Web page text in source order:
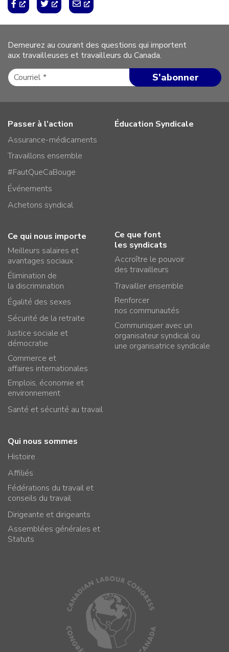
Demeurez au courant des questions qui importent
aux travailleuses et travailleurs du Canada.
Passer à l’action
Assurance-médicaments
Travaillons ensemble
#FautQueCaBouge
Événements
Achetons syndical
Éducation Syndicale
Ce qui nous importe
Meilleurs salaires et
avantages sociaux
Élimination de
la discrimination
Égalité des sexes
Sécurité de la retraite
Justice sociale et
démocratie
Commerce et
affaires internationales
Emplois, économie et
environnement
Santé et sécurité au travail
Ce que font
les syndicats
Accroître le pouvoir
des travailleurs
Travailler ensemble
Renforcer
nos communautés
Communiquer avec un
organisateur syndical ou
une organisatrice syndicale
Qui nous sommes
Histoire
Affiliés
Fédérations du travail et
conseils du travail
Dirigeante et dirigeants
Assemblées générales et
Statuts